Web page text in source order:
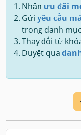
Nhận ưu đãi
Gửi yêu cầu
trong danh mục
Thay đổi từ
Duyệt qua